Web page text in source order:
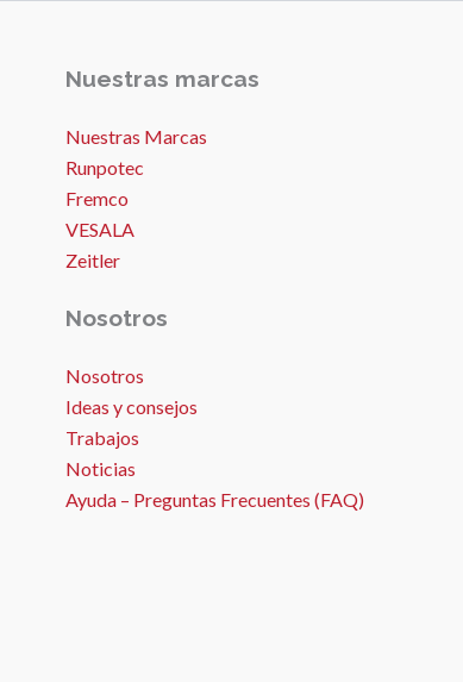
Nuestras marcas
Nuestras Marcas
Runpotec
Fremco
VESALA
Zeitler
Nosotros
Nosotros
Ideas y consejos
Trabajos
Noticias
Ayuda – Preguntas Frecuentes (FAQ)